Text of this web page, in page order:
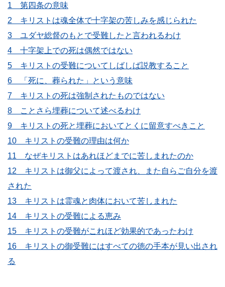
1 第四条の意味
2 キリストは魂全体で十字架の苦しみを感じられた
3 ユダヤ総督のもとで受難したと言われるわけ
4 十字架上での死は偶然ではない
5 キリストの受難についてしばしば説教すること
6 「死に、葬られた」という意味
7 キリストの死は強制されたものではない
8 ことさら埋葬について述べるわけ
9 キリストの死と埋葬においてとくに留意すべきこと
10 キリストの受難の理由は何か
11 なぜキリストはあれほどまでに苦しまれたのか
12 キリストは御父によって渡され、また自らご自分を渡
された
13 キリストは霊魂と肉体において苦しまれた
14 キリストの受難による恵み
15 キリストの受難がこれほど効果的であったわけ
16 キリストの御受難にはすべての徳の手本が見い出され
る